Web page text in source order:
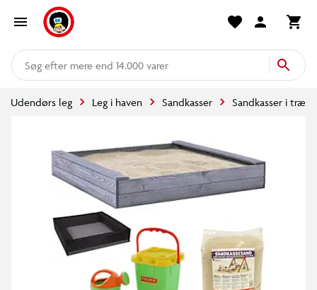
mere end 14.000 varer
Udendørs leg Leg i haven Sandkasser Sandkasser i træ